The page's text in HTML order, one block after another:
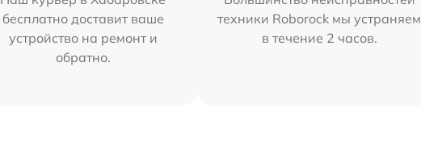
бесплатно доставит ваше
устройство на ремонт и
обратно.
техники Roborock мы устраняем
в течение 2 часов.